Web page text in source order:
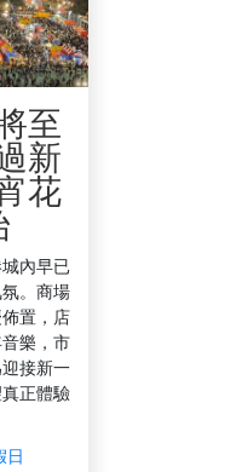
提
有
您
交
至
新
花
內早已
。商場
置，店
樂，市
接新一
正體驗
日